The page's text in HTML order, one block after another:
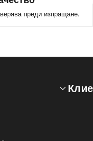
преди изпращане.